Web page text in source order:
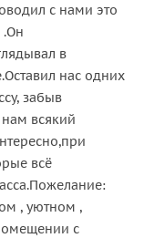
с нами это
.Он
в
нас одних
забыв
всякий
всё
, уютном ,
с